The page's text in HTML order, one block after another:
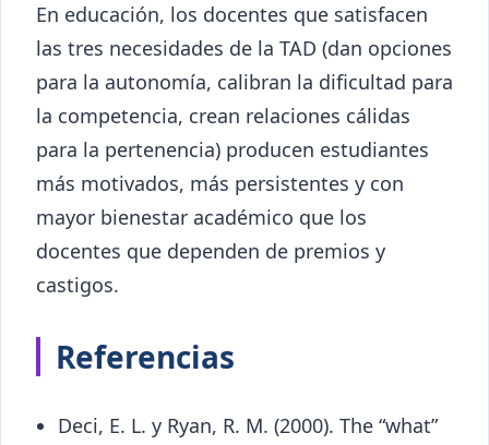
En educación, los docentes que satisfacen
las tres necesidades de la TAD (dan opciones
para la autonomía, calibran la dificultad para
la competencia, crean relaciones cálidas
para la pertenencia) producen estudiantes
más motivados, más persistentes y con
mayor bienestar académico que los
docentes que dependen de premios y
castigos.
Referencias
Deci, E. L. y Ryan, R. M. (2000). The “what”